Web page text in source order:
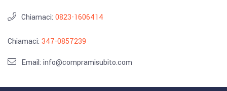
Chiamaci: 0823-1606414
Chiamaci: 347-0857239
Email: info@compramisubito.com